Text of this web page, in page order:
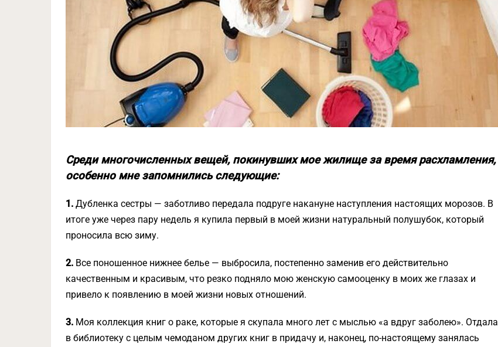
Среди многочисленных вещей, покинувших мое жилище за время расхламления,
особенно мне запомнились следующие:
1. Дубленка сестры — заботливо передала подруге накануне наступления настоящих морозов. В
итоге уже через пару недель я купила первый в моей жизни натуральный полушубок, который
проносила всю зиму.
2. Все поношенное нижнее белье — выбросила, постепенно заменив его действительно
качественным и красивым, что резко подняло мою женскую самооценку в моих же глазах и
привело к появлению в моей жизни новых отношений.
3. Моя коллекция книг о раке, которые я скупала много лет с мыслью «а вдруг заболею». Отдала
в библиотеку с целым чемоданом других книг в придачу и, наконец, по-настоящему занялась